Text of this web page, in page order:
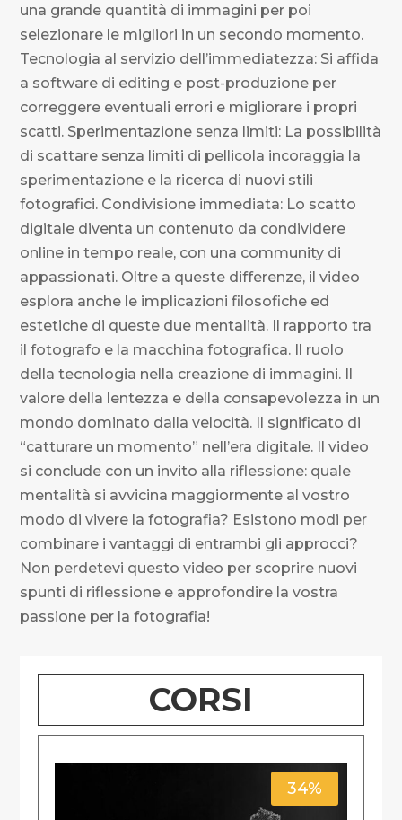
una grande quantità di immagini per poi
selezionare le migliori in un secondo momento.
Tecnologia al servizio dell’immediatezza: Si affida
a software di editing e post-produzione per
correggere eventuali errori e migliorare i propri
scatti. Sperimentazione senza limiti: La possibilità
di scattare senza limiti di pellicola incoraggia la
sperimentazione e la ricerca di nuovi stili
fotografici. Condivisione immediata: Lo scatto
digitale diventa un contenuto da condividere
online in tempo reale, con una community di
appassionati. Oltre a queste differenze, il video
esplora anche le implicazioni filosofiche ed
estetiche di queste due mentalità. Il rapporto tra
il fotografo e la macchina fotografica. Il ruolo
della tecnologia nella creazione di immagini. Il
valore della lentezza e della consapevolezza in un
mondo dominato dalla velocità. Il significato di
“catturare un momento” nell’era digitale. Il video
si conclude con un invito alla riflessione: quale
mentalità si avvicina maggiormente al vostro
modo di vivere la fotografia? Esistono modi per
combinare i vantaggi di entrambi gli approcci?
Non perdetevi questo video per scoprire nuovi
spunti di riflessione e approfondire la vostra
passione per la fotografia!
CORSI
34%